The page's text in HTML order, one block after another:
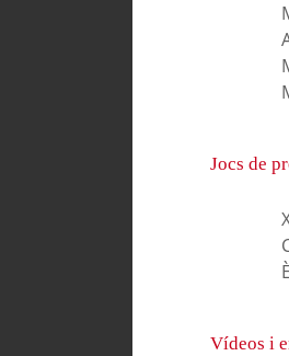
Jocs de
Vídeos i